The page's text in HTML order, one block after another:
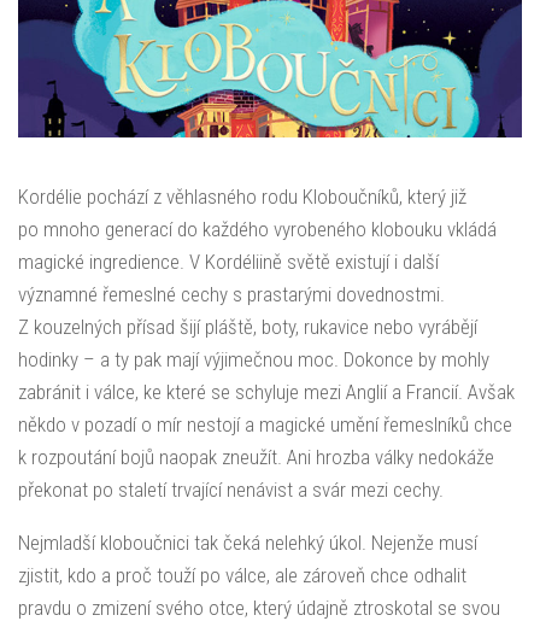
Kordélie pochází z věhlasného rodu Kloboučníků, který již
po mnoho generací do každého vyrobeného klobouku vkládá
magické ingredience. V Kordéliině světě existují i další
významné řemeslné cechy s prastarými dovednostmi.
Z kouzelných přísad šijí pláště, boty, rukavice nebo vyrábějí
hodinky – a ty pak mají výjimečnou moc. Dokonce by mohly
zabránit i válce, ke které se schyluje mezi Anglií a Francií. Avšak
někdo v pozadí o mír nestojí a magické umění řemeslníků chce
k rozpoutání bojů naopak zneužít. Ani hrozba války nedokáže
překonat po staletí trvající nenávist a svár mezi cechy.
Nejmladší kloboučnici tak čeká nelehký úkol. Nejenže musí
zjistit, kdo a proč touží po válce, ale zároveň chce odhalit
pravdu o zmizení svého otce, který údajně ztroskotal se svou